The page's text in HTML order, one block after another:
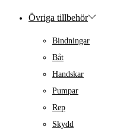
Övriga tillbehör
Bindningar
Båt
Handskar
Pumpar
Rep
Skydd